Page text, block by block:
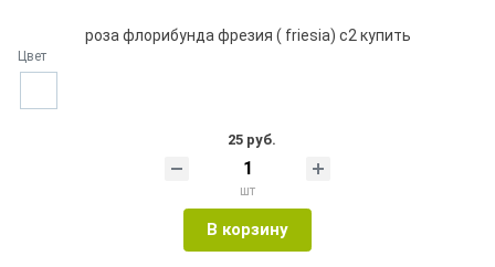
роза флорибунда фрезия ( friesia) с2 купить
Цвет
25 руб.
шт
В корзину